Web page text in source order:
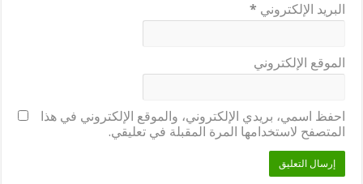
البريد الإلكتروني *
الموقع الإلكتروني
احفظ اسمي، بريدي الإلكتروني، والموقع الإلكتروني في هذا
المتصفح لاستخدامها المرة المقبلة في تعليقي.